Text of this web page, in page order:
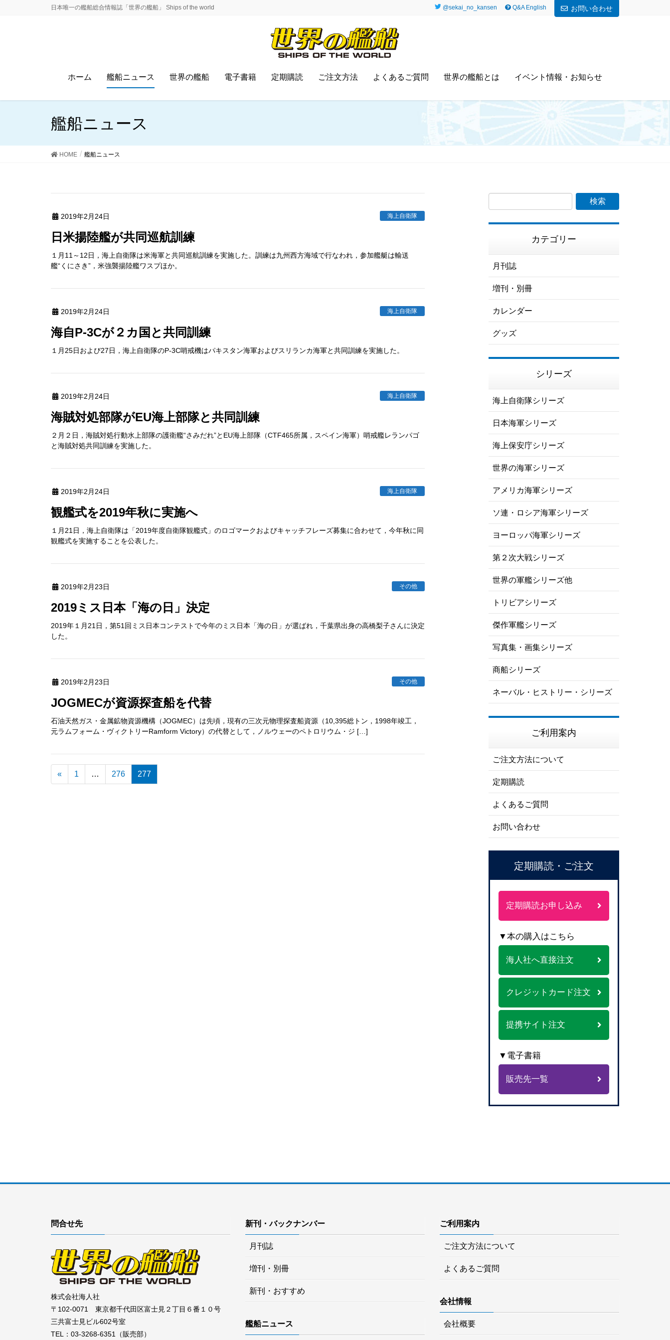
日本唯一の艦船総合情報誌「世界の艦船」 Ships of the world @sekai_no_kansen Q&A English お問い合わせ
ホーム 艦船ニュース 世界の艦船 電子書籍 定期購読 ご注文方法 よくあるご質問 世界の艦船とは イベント情報・お知らせ
艦船ニュース
HOME 艦船ニュース
2019年2月24日 海上自衛隊
日米揚陸艦が共同巡航訓練
１月11～12日，海上自衛隊は米海軍と共同巡航訓練を実施した。訓練は九州西方海域で行なわれ，参加艦艇は輸送
艦“くにさき”，米強襲揚陸艦ワスプほか。
2019年2月24日 海上自衛隊
海自P-3Cが２カ国と共同訓練
１月25日および27日，海上自衛隊のP-3C哨戒機はパキスタン海軍およびスリランカ海軍と共同訓練を実施した。
2019年2月24日 海上自衛隊
海賊対処部隊がEU海上部隊と共同訓練
２月２日，海賊対処行動水上部隊の護衛艦“さみだれ”とEU海上部隊（CTF465所属，スペイン海軍）哨戒艦レランパゴ
と海賊対処共同訓練を実施した。
2019年2月24日 海上自衛隊
観艦式を2019年秋に実施へ
１月21日，海上自衛隊は「2019年度自衛隊観艦式」のロゴマークおよびキャッチフレーズ募集に合わせて，今年秋に同
観艦式を実施することを公表した。
2019年2月23日 その他
2019ミス日本「海の日」決定
2019年１月21日，第51回ミス日本コンテストで今年のミス日本「海の日」が選ばれ，千葉県出身の高橋梨子さんに決定
した。
2019年2月23日 その他
JOGMECが資源探査船を代替
石油天然ガス・金属鉱物資源機構（JOGMEC）は先頃，現有の三次元物理探査船資源（10,395総トン，1998年竣工，
元ラムフォーム・ヴィクトリーRamform Victory）の代替として，ノルウェーのペトロリウム・ジ […]
« 1 … 276 277
カテゴリー
月刊誌
増刊・別冊
カレンダー
グッズ
シリーズ
海上自衛隊シリーズ
日本海軍シリーズ
海上保安庁シリーズ
世界の海軍シリーズ
アメリカ海軍シリーズ
ソ連・ロシア海軍シリーズ
ヨーロッパ海軍シリーズ
第２次大戦シリーズ
世界の軍艦シリーズ他
トリビアシリーズ
傑作軍艦シリーズ
写真集・画集シリーズ
商船シリーズ
ネーバル・ヒストリー・シリーズ
ご利用案内
ご注文方法について
定期購読
よくあるご質問
お問い合わせ
定期購読・ご注文
定期購読お申し込み
▼本の購入はこちら
海人社へ直接注文
クレジットカード注文
提携サイト注文
▼電子書籍
販売先一覧
問合せ先
株式会社海人社
〒102-0071 東京都千代田区富士見２丁目６番１０号
三共富士見ビル602号室
TEL：03-3268-6351（販売部）
新刊・バックナンバー
月刊誌
増刊・別冊
新刊・おすすめ
艦船ニュース
ご利用案内
ご注文方法について
よくあるご質問
会社情報
会社概要